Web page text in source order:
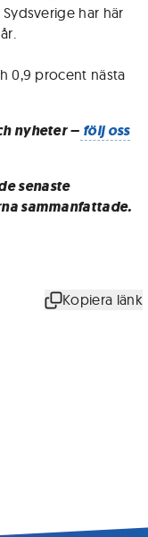
har här
0,9 procent nästa
nyheter – följ oss
senaste
sammanfattade.
Kopiera länk